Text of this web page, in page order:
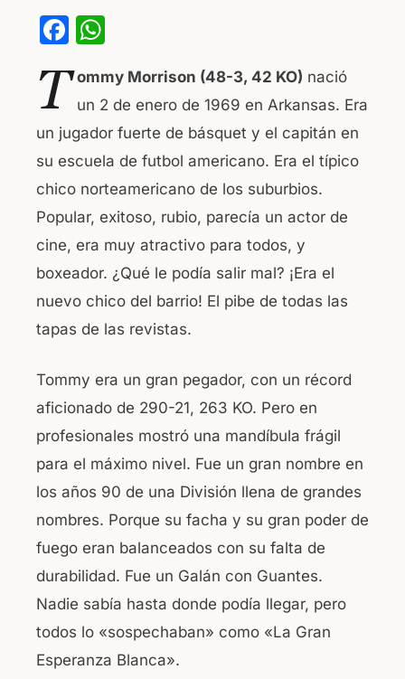
F
c
e
b
o
o
k
at
s
A
p
p
T ommy Morrison (48-3, 42 KO) nació
un 2 de enero de 1969 en Arkansas. Era
un jugador fuerte de básquet y el capitán en
su escuela de futbol americano. Era el típico
chico norteamericano de los suburbios.
Popular, exitoso, rubio, parecía un actor de
cine, era muy atractivo para todos, y
boxeador. ¿Qué le podía salir mal? ¡Era el
nuevo chico del barrio! El pibe de todas las
tapas de las revistas.
Tommy era un gran pegador, con un récord
aficionado de 290-21, 263 KO. Pero en
profesionales mostró una mandíbula frágil
para el máximo nivel. Fue un gran nombre en
los años 90 de una División llena de grandes
nombres. Porque su facha y su gran poder de
fuego eran balanceados con su falta de
durabilidad. Fue un Galán con Guantes.
Nadie sabía hasta donde podía llegar, pero
todos lo «sospechaban» como «La Gran
Esperanza Blanca».